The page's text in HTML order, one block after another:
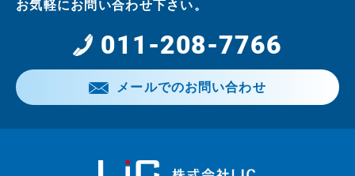
お気軽にお問い合わせ下さい。
011-208-7766
メールでのお問い合わせ